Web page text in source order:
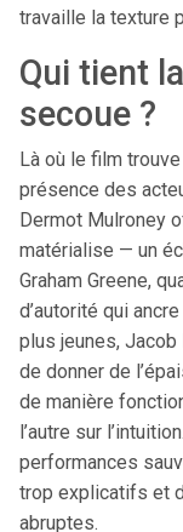
travaille la texture
Qui tient
secoue ?
Là où le film
présence des
Dermot Mulroney
matérialise — un
Graham Greene,
d’autorité qui
plus jeunes,
de donner de
de manière
l’autre sur
performances
trop explicatifs et
abruptes.